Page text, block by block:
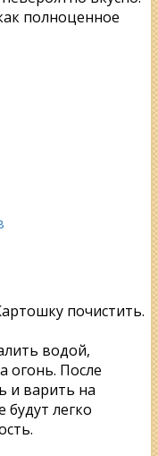
полноценное
почистить.
водой,
огонь. После
и варить на
будут легко